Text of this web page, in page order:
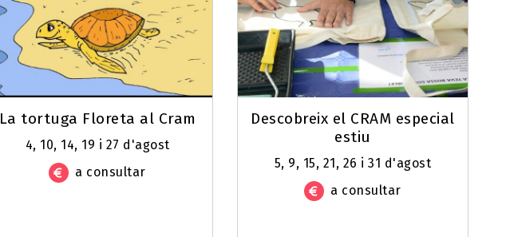
La tortuga Floreta al Cram
4, 10, 14, 19 i 27 d'agost
a consultar
Descobreix el CRAM especial
estiu
5, 9, 15, 21, 26 i 31 d'agost
a consultar